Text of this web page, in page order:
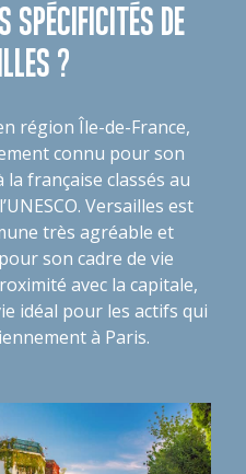
SPÉCIFICITÉS DE
?
région Île-de-France,
connu pour son
française classés au
Versailles est
très agréable et
son cadre de vie
avec la capitale,
idéal pour les actifs qui
à Paris.